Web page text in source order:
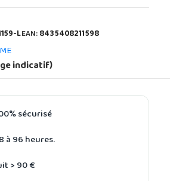
LEAN:8435408211598
indicatif)
sécurisé
à 96 heures.
> 90 €